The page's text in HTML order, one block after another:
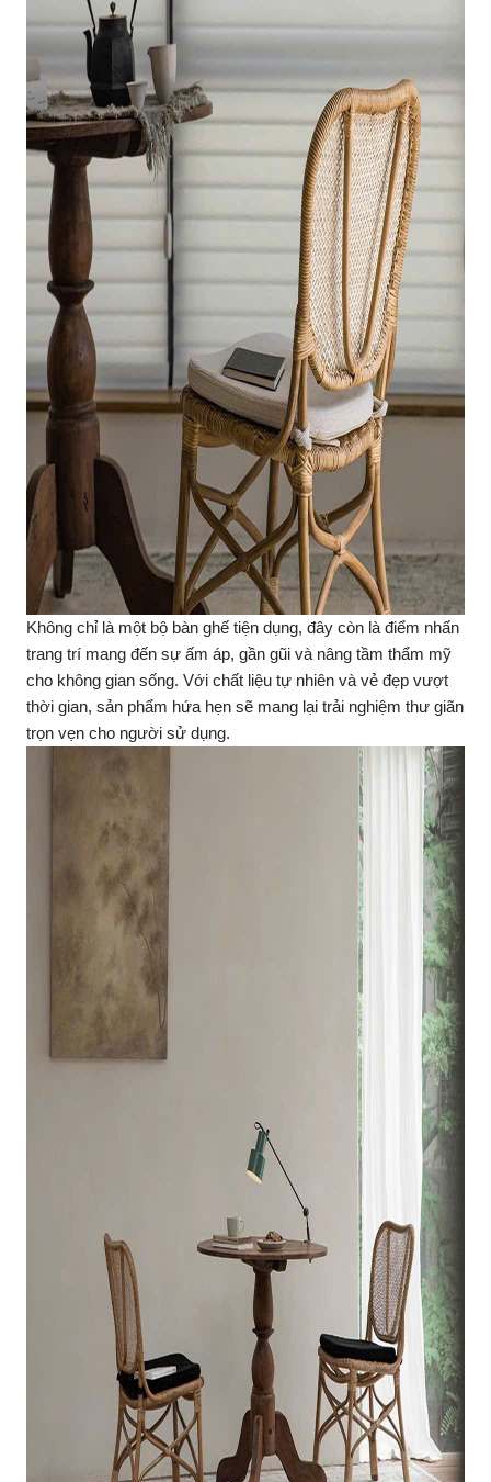
Không chỉ là một bộ bàn ghế tiện dụng, đây còn là điểm nhấn
trang trí mang đến sự ấm áp, gần gũi và nâng tầm thẩm mỹ
cho không gian sống. Với chất liệu tự nhiên và vẻ đẹp vượt
thời gian, sản phẩm hứa hẹn sẽ mang lại trải nghiệm thư giãn
trọn vẹn cho người sử dụng.